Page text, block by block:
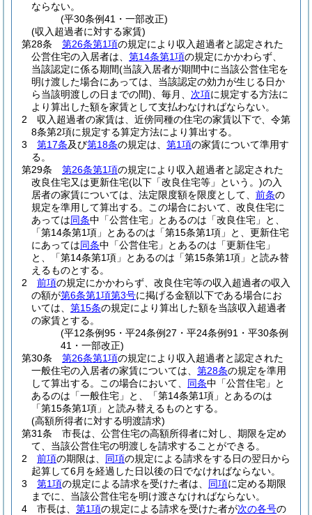
ならない。
(平30条例41・一部改正)
(収入超過者に対する家賃)
第28条
第26条第1項の規定により収入超過者と認定された
公営住宅の入居者は、 第14条第1項の規定にかかわらず、
当該認定に係る期間(当該入居者が期間中に当該公営住宅を
明け渡した場合にあっては、当該認定の効力が生じる日か
ら当該明渡しの日までの間) 、毎月、 次項に規定する方法に
より算出した額を家賃として支払わなければならない。
2
収入超過者の家賃は、近傍同種の住宅の家賃以下で、令第
8条第2項に規定する算定方法により算出する。
3
第17条及び第18条の規定は、 第1項の家賃について準用す
る。
第29条
第26条第1項の規定により収入超過者と認定された
改良住宅又は更新住宅(以下「改良住宅等」という。)の入
居者の家賃については、法定限度額を限度として、 前条の
規定を準用して算出する。
この場合において、改良住宅に
あっては同条中「公営住宅」とあるのは「改良住宅」と、
「第14条第1項」とあるのは「第15条第1項」と、更新住宅
にあっては同条中「公営住宅」とあるのは「更新住宅」
と、「第14条第1項」とあるのは「第15条第1項」と読み替
えるものとする。
2
前項の規定にかかわらず、改良住宅等の収入超過者の収入
の額が第6条第1項第3号に掲げる金額以下である場合にお
いては、 第15条の規定により算出した額を当該収入超過者
の家賃とする。
(平12条例95・平24条例27・平24条例91・平30条例
41・一部改正)
第30条
第26条第1項の規定により収入超過者と認定された
一般住宅の入居者の家賃については、 第28条の規定を準用
して算出する。
この場合において、 同条中「公営住宅」と
あるのは「一般住宅」と、「第14条第1項」とあるのは
「第15条第1項」と読み替えるものとする。
(高額所得者に対する明渡請求)
第31条
市長は、公営住宅の高額所得者に対し、期限を定め
て、当該公営住宅の明渡しを請求することができる。
2
前項の期限は、 同項の規定による請求をする日の翌日から
起算して6月を経過した日以後の日でなければならない。
3
第1項の規定による請求を受けた者は、 同項に定める期限
までに、当該公営住宅を明け渡さなければならない。
4
市長は、 第1項の規定による請求を受けた者が次の各号の